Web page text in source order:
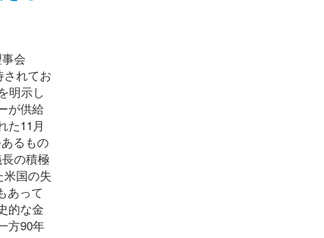
会
されてお
明示し
が供給
た11月
るもの
の積極
国の失
あって
的な金
方90年